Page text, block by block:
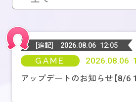
GAME
MEDIA
[追記] 2026.08.06 12:05
GAME
2026.08.06
アップデートのお知らせ【8/6